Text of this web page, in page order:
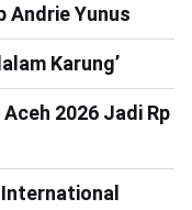
Andrie Yunus
Karung’
2026 Jadi Rp
International